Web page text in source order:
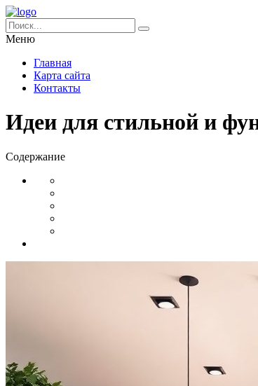
Меню
Главная
Карта сайта
Контакты
Идеи для стильной и
Содержание